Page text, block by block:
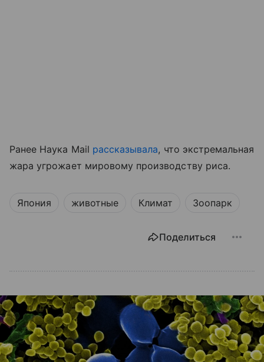
Ранее Наука Mail рассказывала, что экстремальная
жара угрожает мировому производству риса.
Япония животные Климат Зоопарк
Поделиться